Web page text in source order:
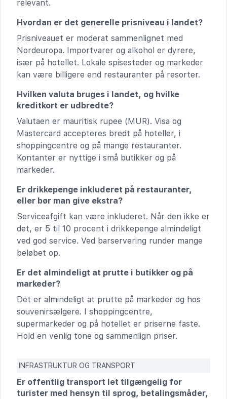
relevant.
Hvordan er det generelle prisniveau i landet?
Prisniveauet er moderat sammenlignet med
Nordeuropa. Importvarer og alkohol er dyrere,
især på hotellet. Lokale spisesteder og markeder
kan være billigere end restauranter på resorter.
Hvilken valuta bruges i landet, og hvilke
kreditkort er udbredte?
Valutaen er mauritisk rupee (MUR). Visa og
Mastercard accepteres bredt på hoteller, i
shoppingcentre og på mange restauranter.
Kontanter er nyttige i små butikker og på
markeder.
Er drikkepenge inkluderet på restauranter,
eller bør man give ekstra?
Serviceafgift kan være inkluderet. Når den ikke er
det, er 5 til 10 procent i drikkepenge almindeligt
ved god service. Ved barservering runder mange
beløbet op.
Er det almindeligt at prutte i butikker og på
markeder?
Det er almindeligt at prutte på markeder og hos
souvenirsælgere. I shoppingcentre,
supermarkeder og på hotellet er priserne faste.
Hold en venlig tone og sammenlign priser.
INFRASTRUKTUR OG TRANSPORT
Er offentlig transport let tilgængelig for
turister med hensyn til sprog, betalingsmåder,